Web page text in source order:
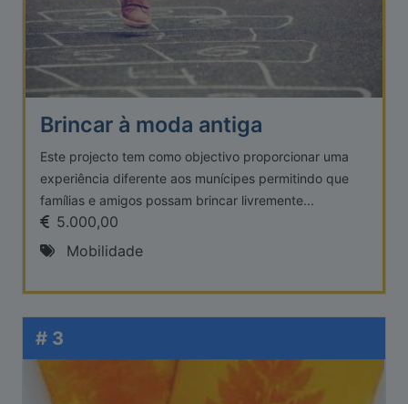
Brincar à moda antiga
Este projecto tem como objectivo proporcionar uma
experiência diferente aos munícipes permitindo que
famílias e amigos possam brincar livremente...
5.000,00
Mobilidade
# 3